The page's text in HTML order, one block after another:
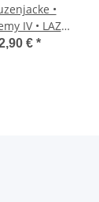
•
IV • LAZ
•
€*